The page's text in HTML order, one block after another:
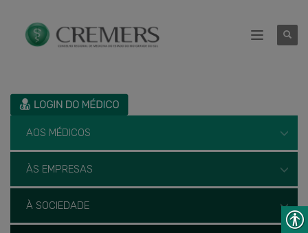
AOS MÉDICOS
ÀS EMPRESAS
À SOCIEDADE